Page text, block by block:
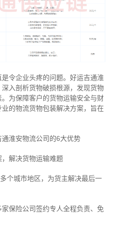
令企业头疼的问题。好运吉通淮
入剖析货物破损根源，发现货物
为保障客户的货物运输安全与财
的物流货物包装解决方案，旨在
淮安物流公司的6大优势
解决货物运输难题
个城市地区，为货主解决最后一
保险公司签约专人全程负责、免